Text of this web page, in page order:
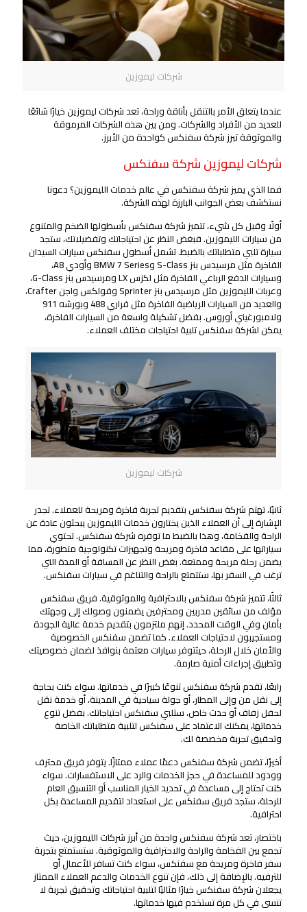
شركات ليموزين
عندما يتعلق الأمر بالتنقل بأناقة وراحة، تعد شركات ليموزين خيارًا شائعًا
للعديد من الأفراد والشركات. ومن بين هذه الشركات المرموقة
والموثوقة تبرز شركة سفنكس كواحدة من الأبرز.
شركات ليموزين شركة سفنكس
فما الذي يميز شركة سفنكس في عالم خدمات الليموزين؟ دعونا
نستكشف بعض الجوانب البارزة لهذه الشركة.
أولًا وقبل كل شيء، تتميز شركة سفنكس بأسطولها الضخم والمتنوع
من سيارات الليموزين. فبغض النظر عن احتياجاتك وتفضيلاتك، ستجد
سيارة تلبي متطلباتك بالضبط. تشمل أسطول سفنكس سيارات السيدان
الفاخرة مثل مرسيدس بنز S-Class وBMW 7 Series وأودي A8،
وسيارات الدفع الرباعي الفاخرة مثل لكزس LX ومرسيدس بنز G-Class،
وعربات الليموزين مثل مرسيدس بنز Sprinter وفولكس واجن Crafter،
والعديد من السيارات الرياضية الفاخرة مثل فراري 488 وبورشه 911
ولامبورغيني أوروس. بفضل تشكيلة واسعة من السيارات الفاخرة،
يمكن لشركة سفنكس تلبية احتياجات مختلف العملاء.
شركات ليموزين
ثانيًا، تهتم شركة سفنكس بتقديم تجربة فاخرة ومريحة للعملاء. تجدر
الإشارة إلى أن العملاء الذين يختارون خدمات الليموزين يبحثون عادة عن
الراحة والفخامة، وهذا بالضبط ما توفره شركة سفنكس. تحتوي
سياراتها على مقاعد فاخرة ومريحة وتجهيزات تكنولوجية متطورة، مما
يضمن رحلة مريحة وممتعة. بغض النظر عن المسافة أو المدة التي
ترغب في السفر بها، ستتمتع بالراحة والتناغم في سيارات سفنكس.
ثالثًا، تتميز شركة سفنكس بالاحترافية والموثوقية. فريق سفنكس
مؤلف من سائقين مدربين ومحترفين يضمنون وصولك إلى وجهتك
بأمان وفي الوقت المحدد. إنهم ملتزمون بتقديم خدمة عالية الجودة
ومستجيبون لاحتياجات العملاء. كما تضمن سفنكس الخصوصية
والأمان خلال الرحلة، حيثتوفر سيارات معتمة بنوافذ لضمان خصوصيتك
وتطبيق إجراءات أمنية صارمة.
رابعًا، تقدم شركة سفنكس تنوعًا كبيرًا في خدماتها. سواء كنت بحاجة
إلى نقل من وإلى المطار، أو جولة سياحية في المدينة، أو خدمة نقل
لحفل زفاف أو حدث خاص، ستلبي سفنكس احتياجاتك. بفضل تنوع
خدماتها، يمكنك الاعتماد على سفنكس لتلبية متطلباتك الخاصة
وتحقيق تجربة مخصصة لك.
أخيرًا، تضمن شركة سفنكس دعمًا عملاء ممتازًا. يتوفر فريق محترف
وودود للمساعدة في حجز الخدمات والرد على الاستفسارات. سواء
كنت تحتاج إلى مساعدة في تحديد الخيار المناسب أو التنسيق العام
للرحلة، ستجد فريق سفنكس على استعداد لتقديم المساعدة بكل
احترافية.
باختصار، تعد شركة سفنكس واحدة من أبرز شركات الليموزين، حيث
تجمع بين الفخامة والراحة والاحترافية والموثوقية. ستستمتع بتجربة
سفر فاخرة ومريحة مع سفنكس، سواء كنت تسافر للأعمال أو
للترفيه. بالإضافة إلى ذلك، فإن تنوع الخدمات والدعم العملاء الممتاز
يجعلان شركة سفنكس خيارًا مثاليًا لتلبية احتياجاتك وتحقيق تجربة لا
تنسى في كل مرة تستخدم فيها خدماتها.